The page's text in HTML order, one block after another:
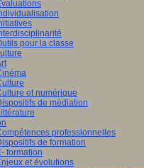
pour la classe
et numérique
de médiation
professionnelles
de formation
formation
et évolutions